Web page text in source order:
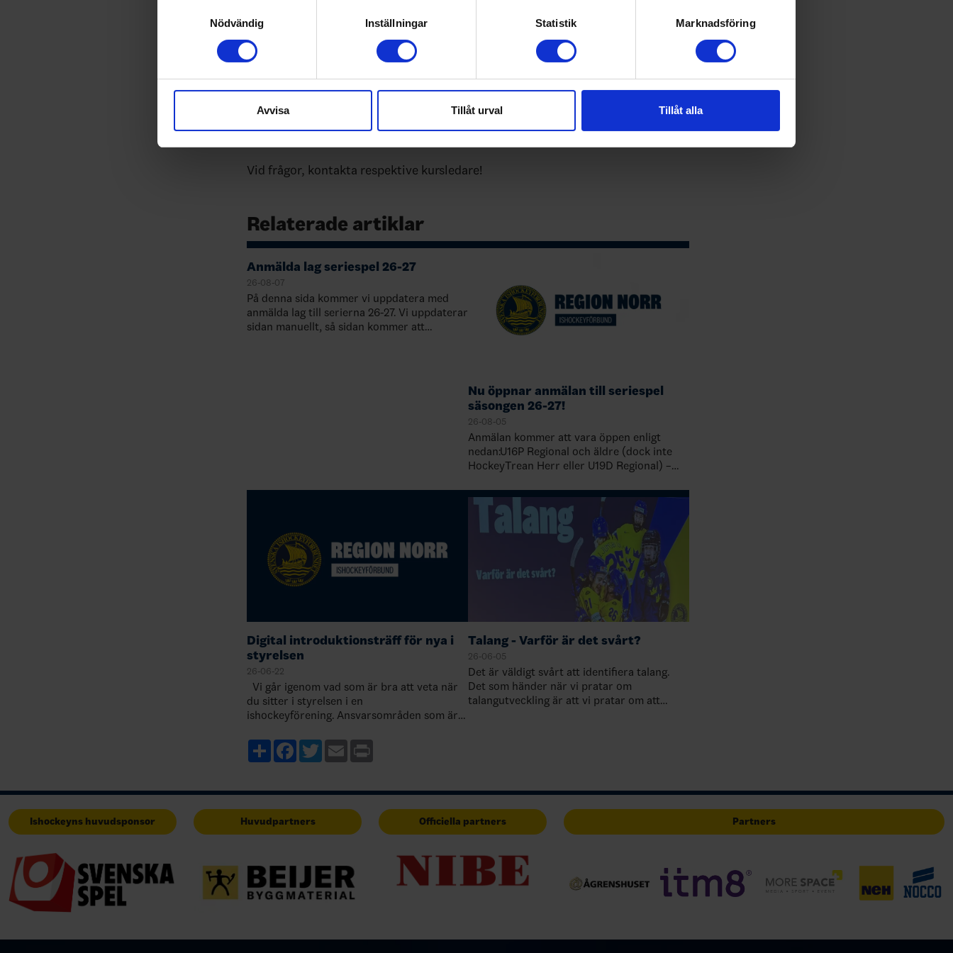
Ta reda på mer om hur dina personliga uppgifter behandlas och ställ in dina preferenser i
detaljsektionen. Du kan ändra
eller dra tillbaka ditt samtycke när som helst från cookie-förklaringen.
sociala medier och analysera vår trafik. Vi vidarebefordrar även sådana identifierare och annan information från din enhet
till de sociala medier och annons- och analysföretag som vi samarbetar med. Dessa kan i sin tur kombinera informationen
Nödvändig
Inställningar Statistik Marknadsföring
Avvisa Tillåt urval Tillåt alla
Fullständigt schema kommer senare
Kostnad
· 2700 kr
· 1900 kr (förstaårs-domare)
Vid frågor, kontakta respektive kursledare!
Relaterade artiklar
Anmälda lag seriespel 26-27
26-08-07
På denna sida kommer vi uppdatera med
anmälda lag till serierna 26-27. Vi uppdaterar
sidan manuellt, så sidan kommer att
Nu öppnar anmälan till seriespel
säsongen 26-27!
26-08-05
Anmälan kommer att vara öppen enligt
nedan:U16P Regional och äldre (dock inte
HockeyTrean Herr eller U19D Regional) –
HockeyTrean Herr samt U19D Regional -…
Digital introduktionsträff för nya i
styrelsen
26-06-22
Vi går igenom vad som är bra att veta när
du sitter i styrelsen i en
ishockeyförening. Ansvarsområden som är
ni som styrelse och förening kan få…
Talang - Varför är det svårt?
26-06-05
Det är väldigt svårt att identifiera talang.
Det som händer när vi pratar om
talangutveckling är att vi pratar om att
ShareFacebook
TwitterEmail
Ishockeyns huvudsponsor Huvudpartners Officiella partners Partners